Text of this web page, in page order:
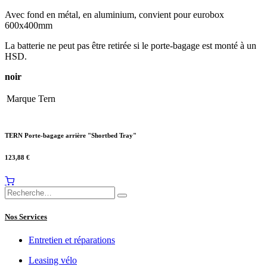
Avec fond en métal, en aluminium, convient pour eurobox
600x400mm
La batterie ne peut pas être retirée si le porte-bagage est monté à un
HSD.
noir
Marque Tern
TERN Porte-bagage arrière "Shortbed Tray"
123,88 €
Nos Services
Entretien et réparations
Leasing vélo